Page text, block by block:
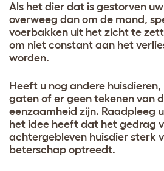
Als het dier dat is gestorven
overweeg dan om de mand,
voerbakken uit het zicht te
om niet constant aan het
worden.
Heeft u nog andere
gaten of er geen tekenen van
eenzaamheid zijn. Raadpleeg
het idee heeft dat het gedrag
achtergebleven huisdier sterk
beterschap optreedt.